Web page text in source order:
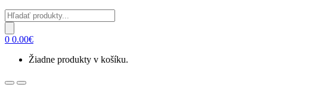
Products
search
0 0.00€
Žiadne produkty v košíku.
OpenClose